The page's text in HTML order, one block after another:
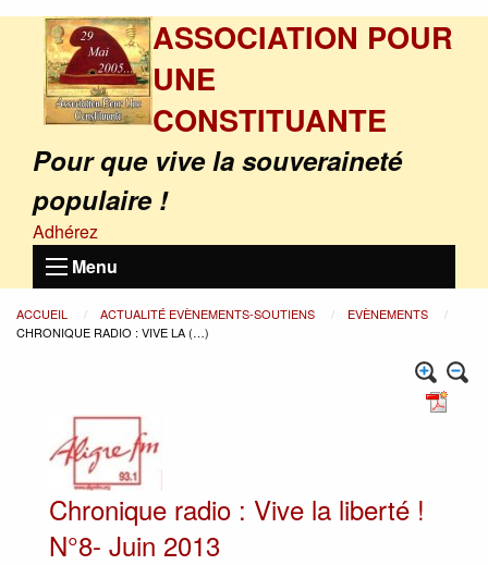
ASSOCIATION POUR
UNE
CONSTITUANTE
Pour que vive la souveraineté
populaire !
Adhérez
Menu
ACCUEIL ACTUALITÉ EVÈNEMENTS-SOUTIENS
EVÈNEMENTS
CHRONIQUE RADIO : VIVE LA (…)
Chronique radio : Vive la liberté !
N°8- Juin 2013